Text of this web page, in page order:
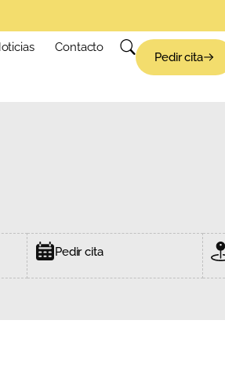
Contacto
Pedir cita
Pedir cita